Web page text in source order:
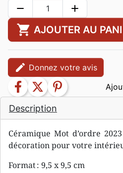
Description
Céramique Mot d’ordre
décoration pour votre
Format : 9,5 x 9,5 cm
remove add
shopping_cart AJOUTER AU
edit Donnez votre avis
facebook twitter pinterest